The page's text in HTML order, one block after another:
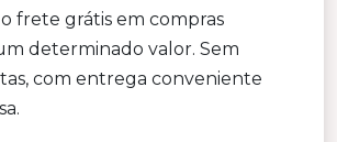
frete grátis em compras
determinado valor. Sem
com entrega conveniente